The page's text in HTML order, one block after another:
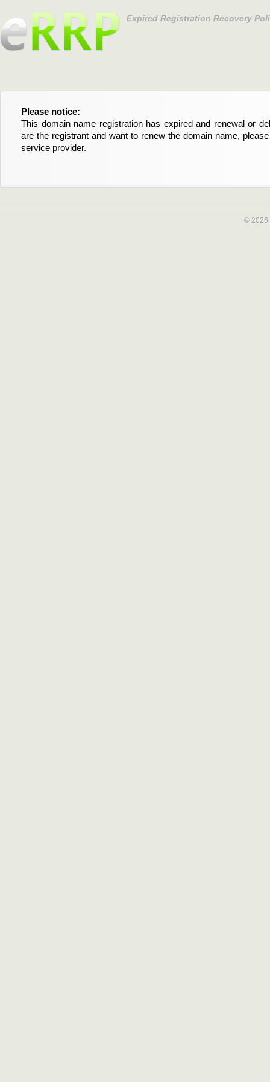
Expired Registration Recovery
Please notice:
This domain name registration has expired and renewal or
are the registrant and want to renew the domain name,
service provider.
Bitte beachten Sie:
Diese Domainregistrierung ist abgelaufen und die
Domain stehen an. Wenn Sie der Registrant sind und
verlängern möchten, kontaktieren Sie bitte Ihren Service-
© 2026